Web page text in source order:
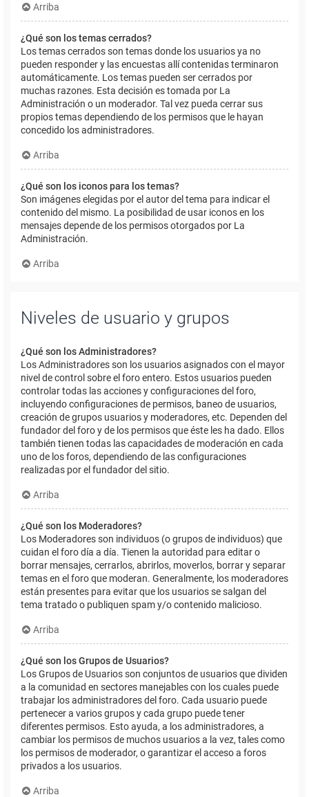
Arriba
¿Qué son los temas cerrados?
Los temas cerrados son temas donde los usuarios ya no
pueden responder y las encuestas allí contenidas terminaron
automáticamente. Los temas pueden ser cerrados por
muchas razones. Esta decisión es tomada por La
Administración o un moderador. Tal vez pueda cerrar sus
propios temas dependiendo de los permisos que le hayan
concedido los administradores.
Arriba
¿Qué son los iconos para los temas?
Son imágenes elegidas por el autor del tema para indicar el
contenido del mismo. La posibilidad de usar iconos en los
mensajes depende de los permisos otorgados por La
Administración.
Arriba
Niveles de usuario y grupos
¿Qué son los Administradores?
Los Administradores son los usuarios asignados con el mayor
nivel de control sobre el foro entero. Estos usuarios pueden
controlar todas las acciones y configuraciones del foro,
incluyendo configuraciones de permisos, baneo de usuarios,
creación de grupos usuarios y moderadores, etc. Dependen del
fundador del foro y de los permisos que éste les ha dado. Ellos
también tienen todas las capacidades de moderación en cada
uno de los foros, dependiendo de las configuraciones
realizadas por el fundador del sitio.
Arriba
¿Qué son los Moderadores?
Los Moderadores son individuos (o grupos de individuos) que
cuidan el foro día a día. Tienen la autoridad para editar o
borrar mensajes, cerrarlos, abrirlos, moverlos, borrar y separar
temas en el foro que moderan. Generalmente, los moderadores
están presentes para evitar que los usuarios se salgan del
tema tratado o publiquen spam y/o contenido malicioso.
Arriba
¿Qué son los Grupos de Usuarios?
Los Grupos de Usuarios son conjuntos de usuarios que dividen
a la comunidad en sectores manejables con los cuales puede
trabajar los administradores del foro. Cada usuario puede
pertenecer a varios grupos y cada grupo puede tener
diferentes permisos. Esto ayuda, a los administradores, a
cambiar los permisos de muchos usuarios a la vez, tales como
los permisos de moderador, o garantizar el acceso a foros
privados a los usuarios.
Arriba